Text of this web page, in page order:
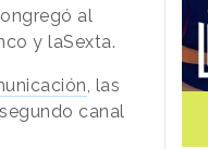
al
y laSexta.
, las
canal